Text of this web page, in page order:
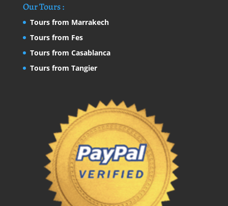
Our Tours :
Tours from Marrakech
Tours from Fes
Tours from Casablanca
Tours from Tangier